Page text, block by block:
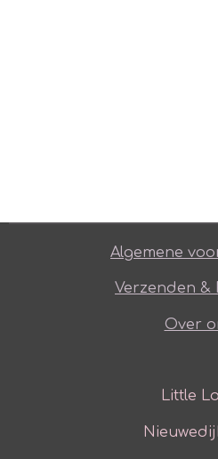
Algemene
Verzenden &
Over
Little